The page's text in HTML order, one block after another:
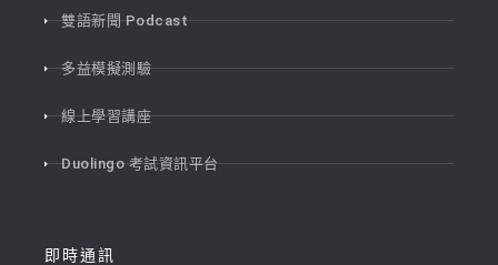
雙語新聞 Podcast
多益模擬測驗
線上學習講座
Duolingo 考試資訊平台
即時通訊